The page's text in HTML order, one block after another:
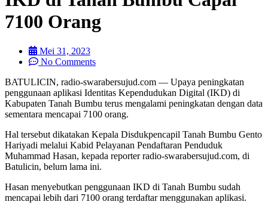
7100 Orang
Mei 31, 2023
No Comments
BATULICIN, radio-swarabersujud.com — Upaya peningkatan
penggunaan aplikasi Identitas Kependudukan Digital (IKD) di
Kabupaten Tanah Bumbu terus mengalami peningkatan dengan data
sementara mencapai 7100 orang.
Hal tersebut dikatakan Kepala Disdukpencapil Tanah Bumbu Gento
Hariyadi melalui Kabid Pelayanan Pendaftaran Penduduk
Muhammad Hasan, kepada reporter radio-swarabersujud.com, di
Batulicin, belum lama ini.
Hasan menyebutkan penggunaan IKD di Tanah Bumbu sudah
mencapai lebih dari 7100 orang terdaftar menggunakan aplikasi.